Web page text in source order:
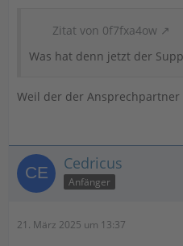
Zitat von 0f7fxa4ow
Was hat denn jetzt der
Weil der der Ansprechpartner
Cedricus
Anfänger
21. März 2025 um 13:37